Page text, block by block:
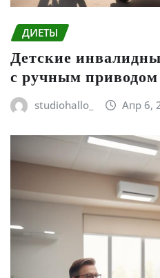
ДИЕТЫ
Детские
с ручным приводом
studiohallo_ Апр 6,